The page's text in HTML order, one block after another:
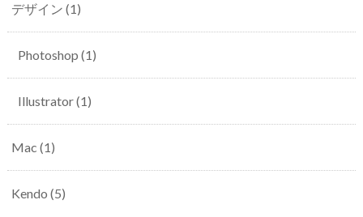
デザイン (1)
Photoshop (1)
Illustrator(1)
Mac (1)
Kendo (5)